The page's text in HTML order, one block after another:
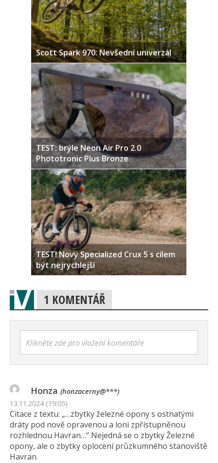
Scott Spark 970: Nevšední univerzál
TEST: brýle Neon Air Pro 2.0
Phototronic Plus Bronze
TEST! Nový Specialized Crux 5 s cílem
být nejrychlejší
1 KOMENTÁŘ
Klikněte zde pro vložení komentáře
Honza (honzacerny@***)
13.11.2024 (19:05)
Citace z textu: „…zbytky železné opony s ostnatými
dráty pod nově opravenou a loni zpřístupněnou
rozhlednou Havran…“ Nejedná se o zbytky Železné
opony, ale o zbytky oplocení průzkumného stanoviště
Havran.